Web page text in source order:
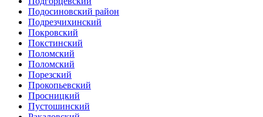
Подосиновский район
Подрезчихинский
Покровский
Покстинский
Поломский
Поломский
Порезский
Прокопьевский
Просницкий
Пустошинский